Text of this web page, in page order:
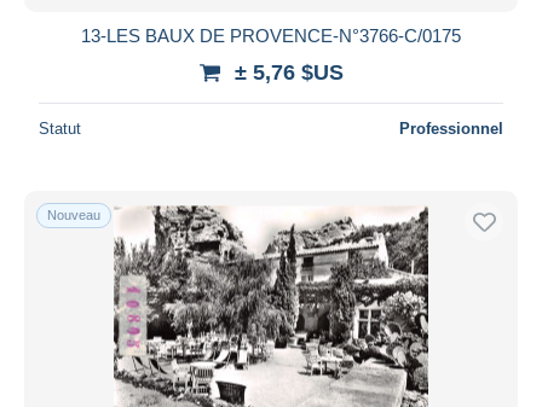
13-LES BAUX DE PROVENCE-N°3766-C/0175
± 5,76 $US
Statut Professionnel
Nouveau